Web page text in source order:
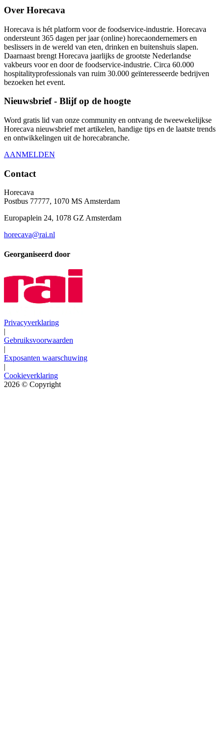
Over Horecava
Horecava is hét platform voor de foodservice-industrie. Horecava
ondersteunt 365 dagen per jaar (online) horecaondernemers en
beslissers in de wereld van eten, drinken en buitenshuis slapen.
Daarnaast brengt Horecava jaarlijks de grootste Nederlandse
vakbeurs voor en door de foodservice-industrie. Circa 60.000
hospitalityprofessionals van ruim 30.000 geïnteresseerde bedrijven
bezoeken het event.
Nieuwsbrief - Blijf op de hoogte
Word gratis lid van onze community en ontvang de tweewekelijkse
Horecava nieuwsbrief met artikelen, handige tips en de laatste trends
en ontwikkelingen uit de horecabranche.
AANMELDEN
Contact
Horecava
Postbus 77777, 1070 MS Amsterdam
Europaplein 24, 1078 GZ Amsterdam
horecava@rai.nl
Georganiseerd door
Privacyverklaring
|
Gebruiksvoorwaarden
|
Exposanten waarschuwing
|
Cookieverklaring
2026 © Copyright